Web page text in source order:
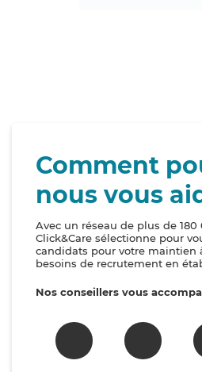
Comment
nous vous
Avec un réseau de plus de
Click&Care sélectionne pour
candidats pour votre maintien
besoins de recrutement en
Nos conseillers vous